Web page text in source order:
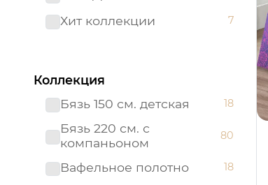
Хит коллекции 7
Коллекция
Бязь 150 см. детская
18
Бязь 220 см. с
компаньоном
80
Вафельное полотно 18